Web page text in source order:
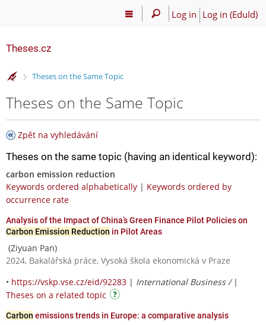
Log in Log in (EduId)
Theses.cz
>
Theses on the Same Topic
Theses on the Same Topic
Zpět na vyhledávání
Theses on the same topic (having an identical keyword):
carbon emission reduction
Keywords ordered alphabetically | Keywords ordered by
occurrence rate
Analysis of the Impact of China’s Green Finance Pilot Policies on
Carbon Emission Reduction in Pilot Areas
(Ziyuan Pan)
2024, Bakalářská práce, Vysoká škola ekonomická v Praze
• https://vskp.vse.cz/eid/92283 | International Business / |
Theses on a related topic
Carbon emissions trends in Europe: a comparative analysis